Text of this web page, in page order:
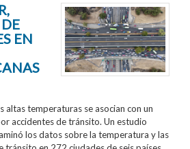
EN
altas temperaturas se asocian con un
accidentes de tránsito. Un estudio
los datos sobre la temperatura y las